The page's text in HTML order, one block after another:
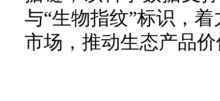
与“生物指纹”标识，
市场，推动生态产品